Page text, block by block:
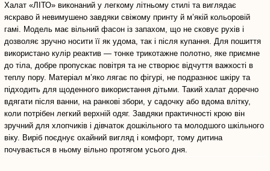
Халат «ЛІТО» виконаний у легкому літньому стилі та виглядає
яскраво й невимушено завдяки свіжому принту й м’якій кольоровій
гамі. Модель має вільний фасон із запахом, що не сковує рухів і
дозволяє зручно носити її як удома, так і після купання. Для пошиття
використано кулір реактив — тонке трикотажне полотно, яке приємне
до тіла, добре пропускає повітря та не створює відчуття важкості в
теплу пору. Матеріал м’яко лягає по фігурі, не подразнює шкіру та
підходить для щоденного використання дітьми. Такий халат доречно
вдягати після ванни, на ранкові збори, у садочку або вдома влітку,
коли потрібен легкий верхній одяг. Завдяки практичності крою він
зручний для хлопчиків і дівчаток дошкільного та молодшого шкільного
віку. Виріб поєднує охайний вигляд і комфорт, тому дитина
почувається в ньому вільно протягом усього дня.